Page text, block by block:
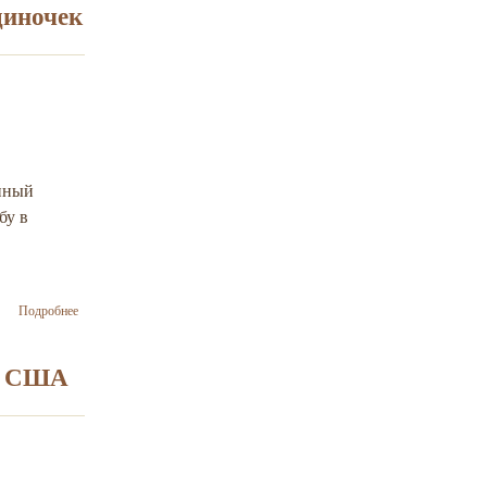
рекомендации
в
Подробнеео
США